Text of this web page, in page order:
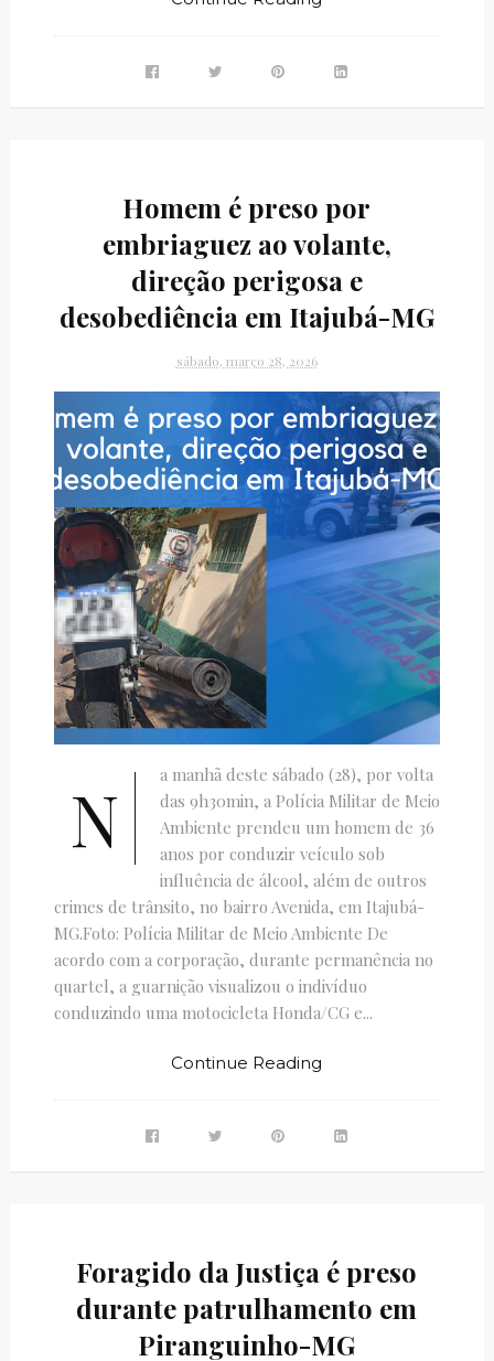
Homem é preso por
embriaguez ao volante,
direção perigosa e
desobediência em Itajubá-MG
sábado, março 28, 2026
N
a manhã deste sábado (28), por volta
das 9h30min, a Polícia Militar de Meio
Ambiente prendeu um homem de 36
anos por conduzir veículo sob
influência de álcool, além de outros
crimes de trânsito, no bairro Avenida, em Itajubá-
MG.Foto: Polícia Militar de Meio Ambiente De
acordo com a corporação, durante permanência no
quartel, a guarnição visualizou o indivíduo
conduzindo uma motocicleta Honda/CG e...
Continue Reading
Foragido da Justiça é preso
durante patrulhamento em
Piranguinho-MG